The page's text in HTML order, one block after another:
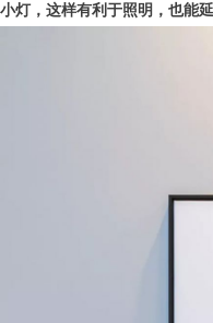
小灯，这样有利于照明，也能